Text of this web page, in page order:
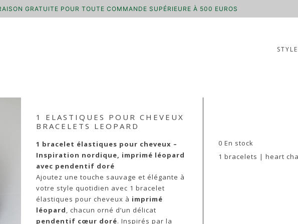
GRATUITE POUR TOUTE COMMANDE SUPÉRIEURE À 500 EUROS
STYLE
1 ELASTIQUES POUR CHEVEUX
BRACELETS LEOPARD
1 bracelet élastiques pour cheveux –
Inspiration nordique, imprimé léopard
avec pendentif doré
Ajoutez une touche sauvage et élégante à
votre style quotidien avec 1 bracelet
élastiques pour cheveux à imprimé
léopard
, chacun orné d’un délicat
pendentif cœur doré. Inspirés par la
0 En stock
1 bracelets | heart